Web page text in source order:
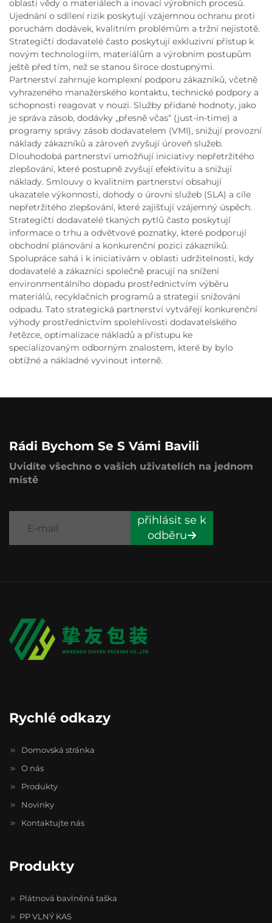
oblasti vědy o materiálech a inovací výrobních procesů.
Ujednání o sdílení rizik poskytují vzájemnou ochranu proti
poruchám dodávek, kvalitním problémům a tržní nejistotě.
Strategičtí dodavatelé často poskytují exkluzivní přístup k
novým technologiím, materiálům a výrobním postupům
ještě před tím, než se stanou široce dostupnými.
Partnerství zahrnuje komplexní podporu zákazníků, včetně
vyhrazeného manažerského kontaktu, technické podpory a
schopnosti reagovat v nouzi. Služby přidané hodnoty, jako
je správa zásob, dodávky „přesně včas“ (just-in-time) a
programy správy zásob dodavatelem (VMI), snižují provozní
náklady zákazníků a zároveň zvyšují úroveň služeb.
Dlouhodobá partnerství umožňují iniciativy nepřetržitého
zlepšování, které postupně zvyšují efektivitu a snižují
náklady. Smlouvy o kvalitním partnerství obsahují
ukazatele výkonnosti, dohody o úrovni služeb (SLA) a cíle
nepřetržitého zlepšování, které zajišťují vzájemný úspěch.
Strategičtí dodavatelé tkaných pytlů často poskytují
informace o trhu a odvětvové poznatky, které podporují
obchodní plánování a konkurenční pozici zákazníků.
Spolupráce sahá i k iniciativám v oblasti udržitelnosti, kdy
dodavatelé a zákazníci společně pracují na snížení
environmentálního dopadu prostřednictvím výběru
materiálů, recyklačních programů a strategií snižování
odpadu. Tato strategická partnerství vytvářejí konkurenční
výhody prostřednictvím spolehlivosti dodavatelského
řetězce, optimalizace nákladů a přístupu ke
specializovaným odborným znalostem, které by bylo
obtížné a nákladné vyvinout interně.
Rádi Bychom Se S Vámi Bavili
Uvidíte všechno o vašich uživatelích na jednom
místě
přihlásit se k
odběru
Rychlé odkazy
Domovská stránka
O nás
Produkty
Novinky
Kontaktujte nás
Produkty
Plátnová bavlněná taška
PP VLNÝ KAS